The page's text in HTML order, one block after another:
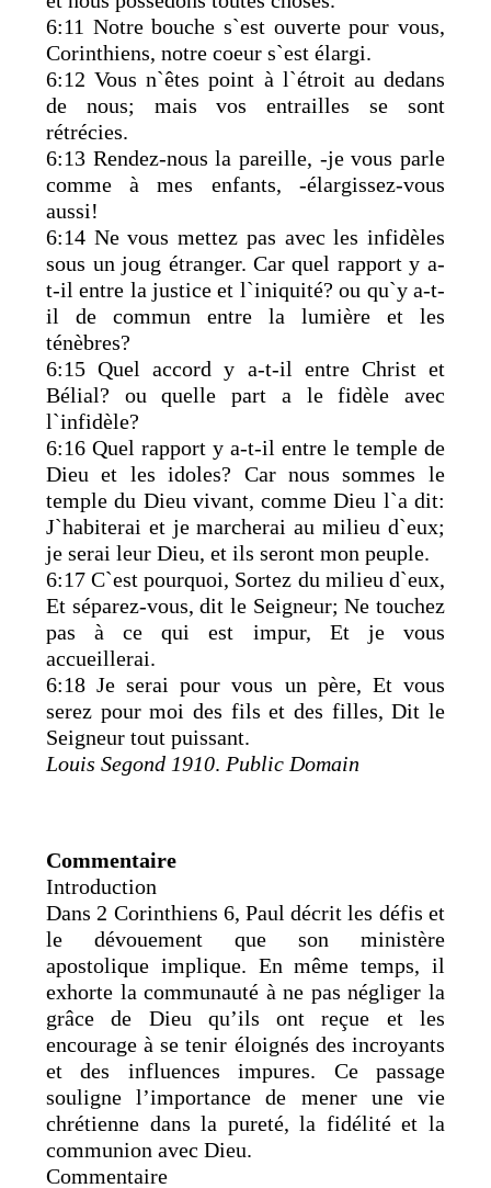
6:11 Notre bouche s`est ouverte pour vous,
Corinthiens, notre coeur s`est élargi.
6:12 Vous n`êtes point à l`étroit au dedans
de nous; mais vos entrailles se sont
rétrécies.
6:13 Rendez-nous la pareille, -je vous parle
comme à mes enfants, -élargissez-vous
aussi!
6:14 Ne vous mettez pas avec les infidèles
sous un joug étranger. Car quel rapport y a-
t-il entre la justice et l`iniquité? ou qu`y a-t-
il de commun entre la lumière et les
ténèbres?
6:15 Quel accord y a-t-il entre Christ et
Bélial? ou quelle part a le fidèle avec
l`infidèle?
6:16 Quel rapport y a-t-il entre le temple de
Dieu et les idoles? Car nous sommes le
temple du Dieu vivant, comme Dieu l`a dit:
J`habiterai et je marcherai au milieu d`eux;
je serai leur Dieu, et ils seront mon peuple.
6:17 C`est pourquoi, Sortez du milieu d`eux,
Et séparez-vous, dit le Seigneur; Ne touchez
pas à ce qui est impur, Et je vous
accueillerai.
6:18 Je serai pour vous un père, Et vous
serez pour moi des fils et des filles, Dit le
Seigneur tout puissant.
Louis Segond 1910. Public Domain
Commentaire
Introduction
Dans 2 Corinthiens 6, Paul décrit les défis et
le dévouement que son ministère
apostolique implique. En même temps, il
exhorte la communauté à ne pas négliger la
grâce de Dieu qu’ils ont reçue et les
encourage à se tenir éloignés des incroyants
et des influences impures. Ce passage
souligne l’importance de mener une vie
chrétienne dans la pureté, la fidélité et la
communion avec Dieu.
Commentaire